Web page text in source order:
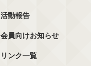
活動報告
会員向けお知らせ
リンク一覧